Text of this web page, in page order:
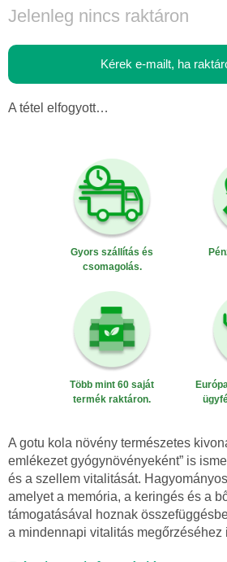
Jelenleg nincs raktáron
Kérek e-mailt, ha
A tétel elfogyott…
Gyors szállítás és
csomagolás.
Több mint 60 saját
termék raktáron.
A gotu kola növény természetes
emlékezet gyógynövényeként” is
és a szellem vitalitását.
amelyet a memória, a keringés és a
támogatásával hoznak
a mindennapi vitalitás megőrzéséhez